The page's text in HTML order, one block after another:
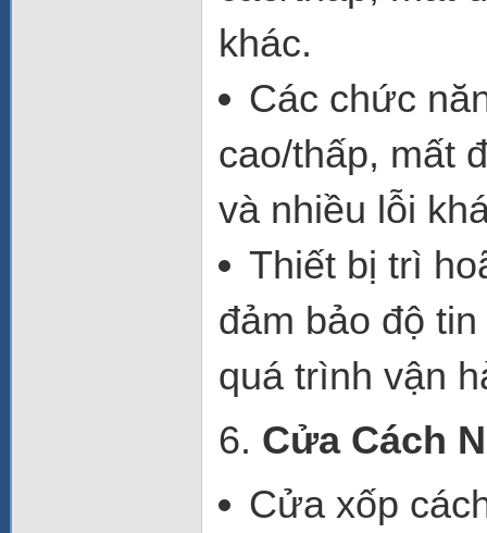
khác.
Các chức
cao/thấp, mất
và nhiều lỗi
Thiết bị trì
đảm bảo độ
quá trình vận
6. Cửa Cách
Cửa xốp